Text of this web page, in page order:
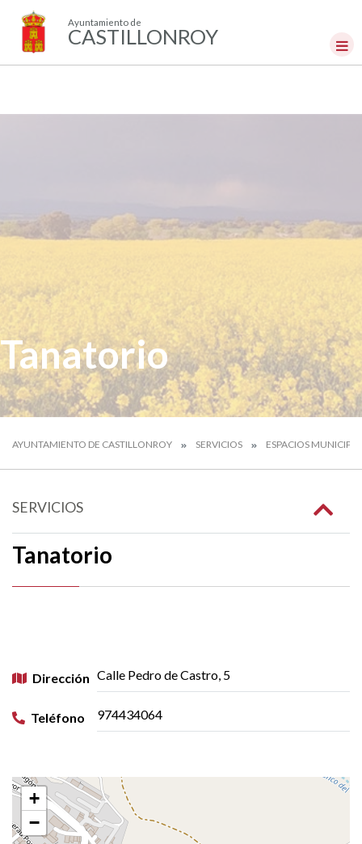
Ayuntamiento de
CASTILLONROY
Tanatorio
AYUNTAMIENTO DE CASTILLONROY SERVICIOS ESPACIOS
SERVICIOS
Tanatorio
Dirección Calle Pedro de Castro, 5
Teléfono 974434064
+
−